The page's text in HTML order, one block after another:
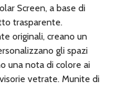
Screen, a base di
trasparente.
originali, creano un
gli spazi
una nota di colore ai
vetrate. Munite di